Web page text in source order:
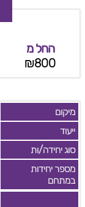
החל מ
₪800
מיקום
ייעוד
סוג יחידה/ות
מספר יחידות
במתחם